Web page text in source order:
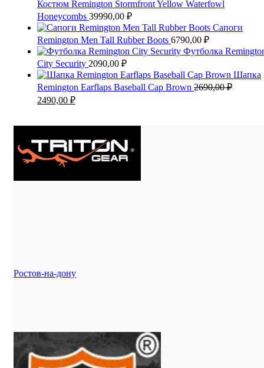
Костюм Remington Stormfront Yellow Waterfowl
Honeycombs 39990,00 ₽
Сапоги
Remington Men Tall Rubber Boots 6790,00 ₽
Футболка
City Security 2090,00 ₽
Шапка
Remington Еarflaps Baseball Cap Brown 2690,00₽
Первоначальная
2490,00 ₽Текущая
Ростов-на-дону